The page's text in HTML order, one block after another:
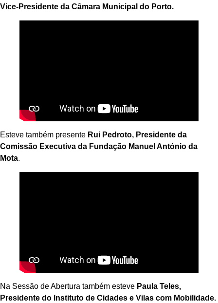
Vice-Presidente da Câmara Municipal do Porto.
Esteve também presente Rui Pedroto, Presidente da
Comissão Executiva da Fundação Manuel António da
Mota.
Na Sessão de Abertura também esteve Paula Teles,
Presidente do Instituto de Cidades e Vilas com Mobilidade.